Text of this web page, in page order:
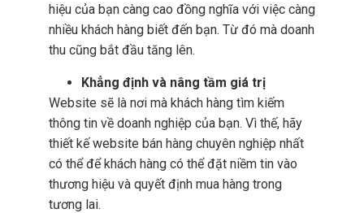
hiệu của bạn càng cao đồng nghĩa với việc càng
nhiều khách hàng biết đến bạn. Từ đó mà doanh
thu cũng bắt đầu tăng lên.
Khẳng định và nâng tầm giá trị
Website sẽ là nơi mà khách hàng tìm kiếm
thông tin về doanh nghiệp của bạn. Vì thế, hãy
thiết kế website bán hàng chuyên nghiệp nhất
có thể để khách hàng có thể đặt niềm tin vào
thương hiệu và quyết định mua hàng trong
tương lai.